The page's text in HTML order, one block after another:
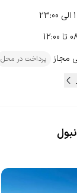
الی 23:00
تا 12:00
مجاز پرداخت در محل